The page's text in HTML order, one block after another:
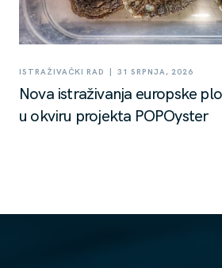
ISTRAŽIVAČKI RAD | 31 SRPNJA, 2026
Nova istraživanja europske
u okviru projekta POPOyster